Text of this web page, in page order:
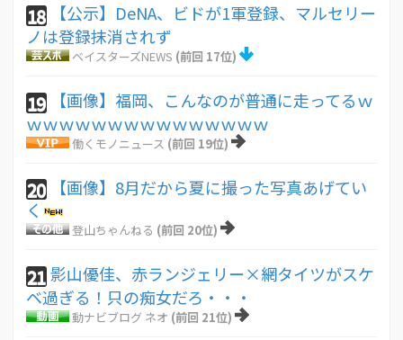
18
【公示】DeNA、ビドが1軍登録、マルセリー
ノは登録抹消されず
ベイスターズNEWS (前回 17位)
19
【画像】福岡、こんなのが普通に走ってるｗ
ｗｗｗｗｗｗｗｗｗｗｗｗｗｗｗ
働くモノニュース (前回 19位)
20
【画像】8月だから夏に撮った写真あげてい
く
登山ちゃんねる (前回 20位)
21影山優佳、赤ランジェリー×網タイツがスケ
ベ過ぎる！只の痴女だろ・・・
動ナビブログ ネオ (前回 21位)